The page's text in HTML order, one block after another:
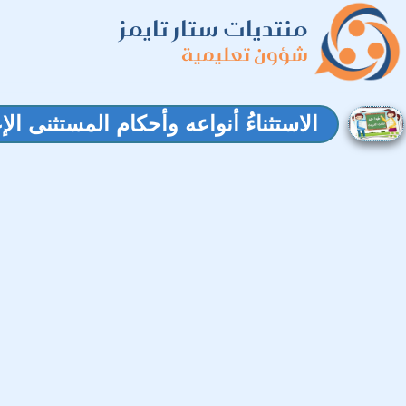
منتديات ستار تايمز
شؤون تعليمية
الاستثناءُ أنواعه وأحكام المستثنى